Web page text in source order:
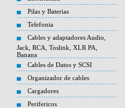
Pilas y Baterias
Telefonia
Cables y adaptadores Audio,
Jack, RCA, Toslink, XLR PA,
Banana
Cables de Datos y SCSI
Organizador de cables
Cargadores
Perifericos